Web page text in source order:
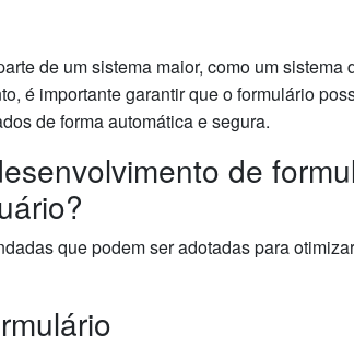
de um sistema maior, como um
é importante garantir que o formulário
de forma automática e segura.
de
que podem ser adotadas para